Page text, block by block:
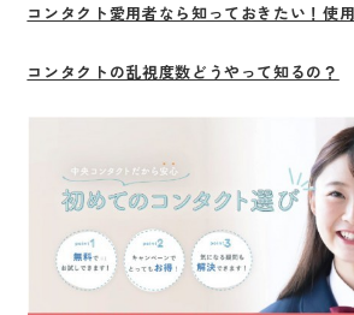
コンタクト愛用者なら知っておきたい！使
コンタクトの乱視度数どうやって知るの？